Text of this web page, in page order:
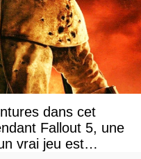
dans cet
Fallout 5, une
vrai jeu est